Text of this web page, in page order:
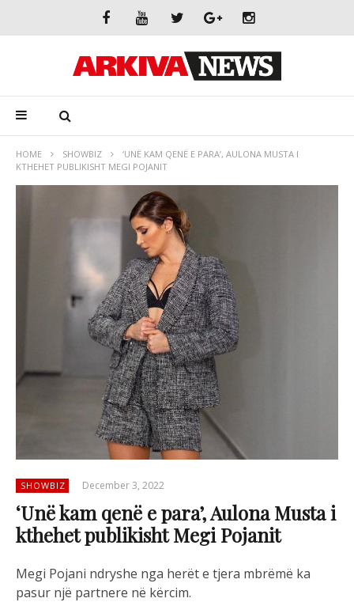
HOME SHOWBIZ
‘UNË KAM QENË E PARA’, AULONA MUSTA I
KTHEHET PUBLIKISHT MEGI POJANIT
SHOWBIZ December 3, 2022
‘Unë kam qenë e para’, Aulona Musta i
kthehet publikisht Megi Pojanit
Megi Pojani ndryshe nga herët e tjera mbrëmë ka
pasur një partnere në kërcim.